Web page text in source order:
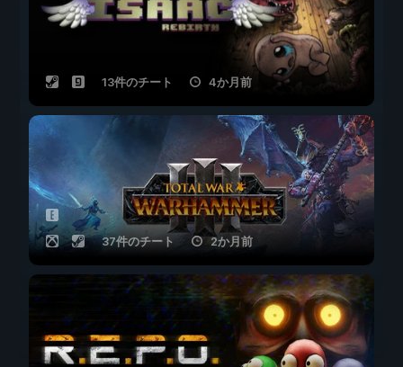
13件のチート 4か月前
37件のチート 2か月前